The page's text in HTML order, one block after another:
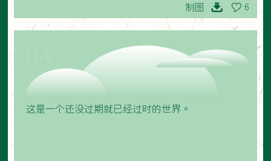
制图 6
这是一个还没过期就已经过时的世界。